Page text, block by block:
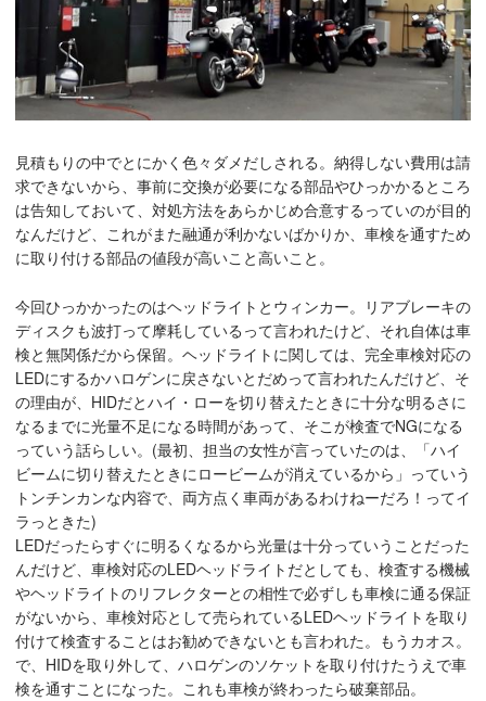
見積もりの中でとにかく色々ダメだしされる。納得しない費用は請
求できないから、事前に交換が必要になる部品やひっかかるところ
は告知しておいて、対処方法をあらかじめ合意するっていのが目的
なんだけど、これがまた融通が利かないばかりか、車検を通すため
に取り付ける部品の値段が高いこと高いこと。
今回ひっかかったのはヘッドライトとウィンカー。リアブレーキの
ディスクも波打って摩耗しているって言われたけど、それ自体は車
検と無関係だから保留。ヘッドライトに関しては、完全車検対応の
LEDにするかハロゲンに戻さないとだめって言われたんだけど、そ
の理由が、HIDだとハイ・ローを切り替えたときに十分な明るさに
なるまでに光量不足になる時間があって、そこが検査でNGになる
っていう話らしい。(最初、担当の女性が言っていたのは、「ハイ
ビームに切り替えたときにロービームが消えているから」っていう
トンチンカンな内容で、両方点く車両があるわけねーだろ！ってイ
ラっときた)
LEDだったらすぐに明るくなるから光量は十分っていうことだった
んだけど、車検対応のLEDヘッドライトだとしても、検査する機械
やヘッドライトのリフレクターとの相性で必ずしも車検に通る保証
がないから、車検対応として売られているLEDヘッドライトを取り
付けて検査することはお勧めできないとも言われた。もうカオス。
で、HIDを取り外して、ハロゲンのソケットを取り付けたうえで車
検を通すことになった。これも車検が終わったら破棄部品。